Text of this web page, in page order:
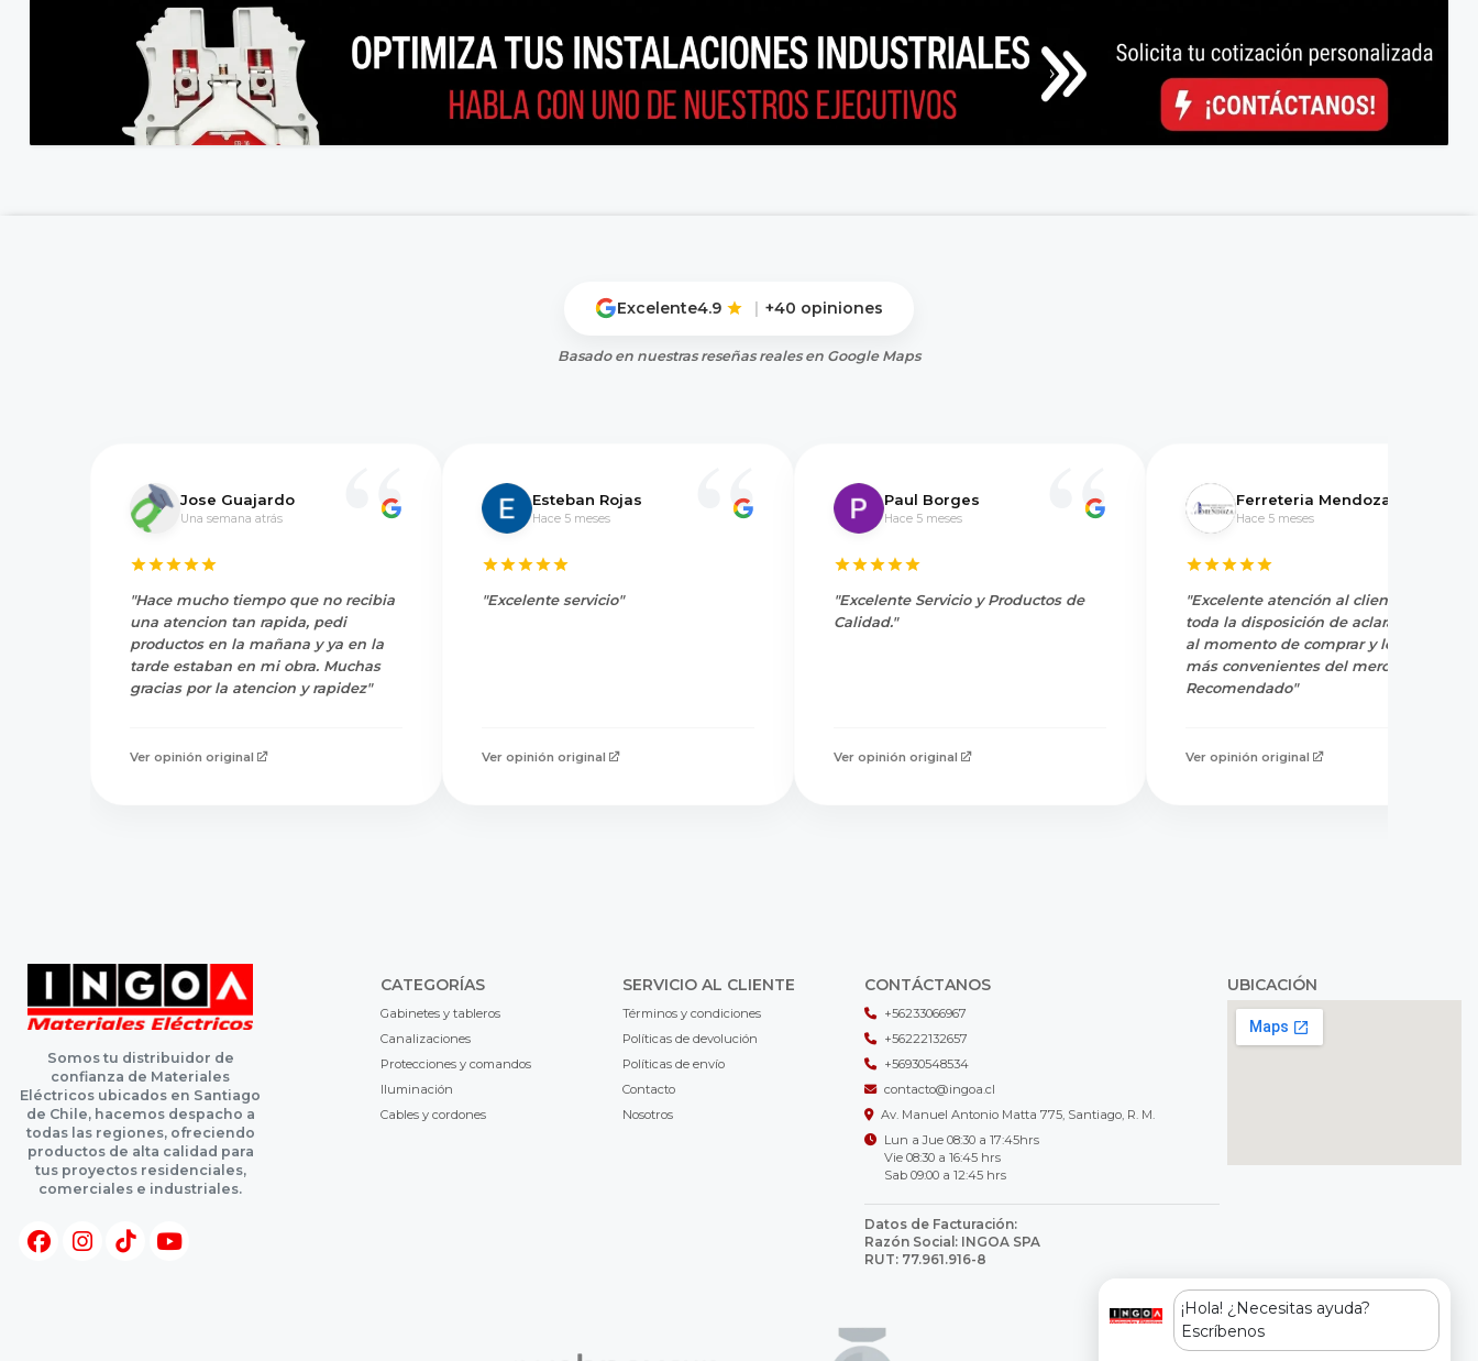
Excelente4.9 | +40 opiniones
Basado en nuestras reseñas reales en Google Maps
Jose Guajardo
Una semana atrás
"Hace mucho tiempo que no recibia
una atencion tan rapida, pedi
productos en la mañana y ya en la
tarde estaban en mi obra. Muchas
gracias por la atencion y rapidez"
Ver opinión original
Esteban Rojas
Hace 5 meses
"Excelente servicio"
Ver opinión original
Paul Borges
Hace 5 meses
"Excelente Servicio y Productos de
Calidad."
Ver opinión original
Ferreteria Mendoza
Hace 5 meses
"Excelente atención al cliente, tienen
toda la disposición de aclarar dudas
al momento de comprar y los precios
más convenientes del mercado.
Recomendado"
Ver opinión original
Somos tu distribuidor de
confianza de Materiales
Eléctricos ubicados en Santiago
de Chile, hacemos despacho a
todas las regiones, ofreciendo
productos de alta calidad para
tus proyectos residenciales,
comerciales e industriales.
CATEGORÍAS
Gabinetes y tableros
Canalizaciones
Protecciones y comandos
Iluminación
Cables y cordones
SERVICIO AL CLIENTE
Términos y condiciones
Políticas de devolución
Políticas de envío
Contacto
Nosotros
CONTÁCTANOS
+56233066967
+56222132657
+56930548534
contacto@ingoa.cl
Av. Manuel Antonio Matta 775, Santiago, R. M.
Lun a Jue 08:30 a 17:45hrs
Vie 08:30 a 16:45 hrs
Sab 09:00 a 12:45 hrs
Datos de Facturación:
Razón Social: INGOA SPA
RUT: 77.961.916-8
UBICACIÓN
¡Hola! ¿Necesitas ayuda?
Escríbenos